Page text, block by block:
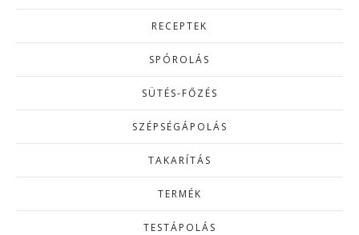
RECEPTEK
SPÓROLÁS
SÜTÉS-FŐZÉS
SZÉPSÉGÁPOLÁS
TAKARÍTÁS
TERMÉK
TESTÁPOLÁS